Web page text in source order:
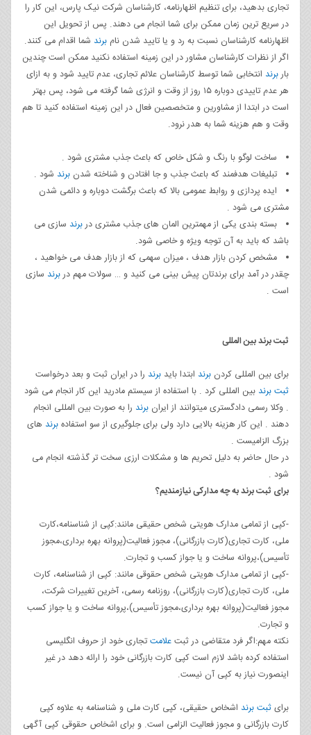
تجاری بدهید، برای تنظیم اظهارنامه، کارشناسان شرکت نیک پارس، این کار را
در سریع ترین زمان ممکن برای شما انجام می دهند. پس از تحویل این
اظهارنامه کارشناسان نسبت به رد و یا تایید شدن نام برند شما اقدام می کنند.
اگر از نظرات کارشناسان مشاور در این زمینه استفاده نکنید ممکن است چندین
باربرند انتخابی شما توسط کارشناسان علائم تجاری، عدم تایید شود و به ازای
هر عدم تاییدی دوباره ۱۵ روز از وقت و انرژی شما گرفته می شود، پس بهتر
است در ابتدا از مشاورین و متخصصین فعال در این زمینه استفاده کنید تا هم
وقت و هم هزینه شما به هدر نرود.
ساخت لوگو با رنگ و شکل خاص که باعث جذب مشتری شود .
تبلیغات هدفمند که باعث جذب و جا افتادن و شناخته شدنبرند شود .
ایده پردازی و روابط عمومی بالا که باعث برگشت دوباره و دائمی شدن
مشتری می شود .
بسته بندی یکی از مهمترین المان های جذب مشتری دربرند سازی می
باشد که باید به آن توجه ویژه و خاصی شود.
مشخص کردن بازار هدف ، میزان سهمی که از بازار هدف می خواهید ،
چقدر در آمد برای برندتان پیش بینی می کنید و … سولات مهم دربرند سازی
است .
ثبت برند بین المللی
برای بین المللی کردن برند ابتدا باید برند را در ایران ثبت و بعد درخواست
ثبت برند بین المللی کرد . با استفاده از سیستم مادرید این کار انجام می شود
. وکلا رسمی دادگستری میتوانند از ایران برند را به صورت بین المللی انجام
دهند . این کار هزینه بالایی دارد ولی برای جلوگیری از سو استفادهبرند های
بزرگ الزامیست .
در حال حاضر به دلیل تحریم ها و مشکلات ارزی سخت تر گذشته انجام می
شود .
برای ثبت برند به چه مدارکی نیازمندیم؟
-کپی از تمامی مدارک هویتی شخص حقیقی مانند:کپی از شناسنامه،کارت
ملی، کارت تجاری(کارت بازرگانی)، مجوز فعالیت(پروانه بهره برداری،مجوز
تأسیس)،پروانه ساخت و یا جواز کسب و تجارت.
-کپی از تمامی مدارک هویتی شخص حقوقی مانند: کپی از شناسنامه، کارت
ملی، کارت تجاری(کارت بازرگانی)، روزنامه رسمی، آخرین تغییرات شرکت،
مجوز فعالیت(پروانه بهره برداری،مجوز تأسیس)،پروانه ساخت و یا جواز کسب
و تجارت.
نکته مهم:اگر فرد متقاضی در ثبتعلامتتجاری خود از حروف انگلیسی
استفاده کرده باشد لازم است کپی کارت بازرگانی خود را ارائه دهد در غیر
اینصورت نیاز به کپی آن نیست.
برایثبت برند اشخاص حقیقی، کپی کارت ملی و شناسنامه به علاوه کپی
کارت بازرگانی و مجوز فعالیت الزامی است. و برای اشخاص حقوقی کپی آگهی